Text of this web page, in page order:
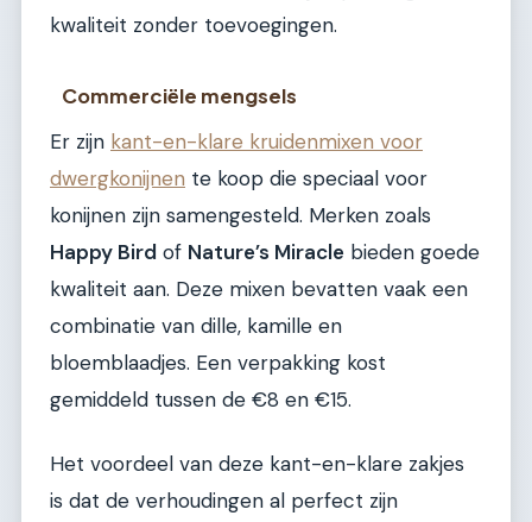
kwaliteit zonder toevoegingen.
Commerciële mengsels
Er zijn kant-en-klare kruidenmixen voor
dwergkonijnen te koop die speciaal voor
konijnen zijn samengesteld. Merken zoals
Happy Bird of Nature’s Miracle bieden goede
kwaliteit aan. Deze mixen bevatten vaak een
combinatie van dille, kamille en
bloemblaadjes. Een verpakking kost
gemiddeld tussen de €8 en €15.
Het voordeel van deze kant-en-klare zakjes
is dat de verhoudingen al perfect zijn